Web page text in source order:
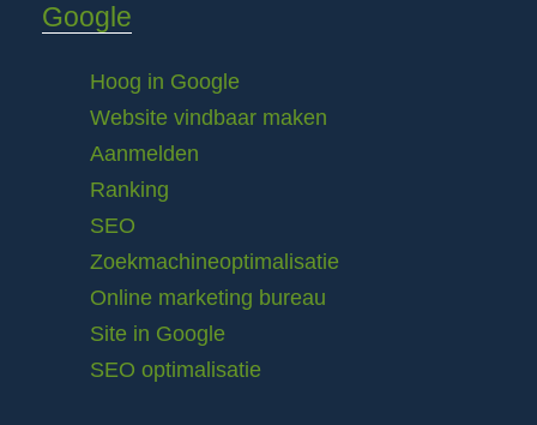
Google
Hoog in Google
Website vindbaar maken
Aanmelden
Ranking
SEO
Zoekmachineoptimalisatie
Online marketing bureau
Site in Google
SEO optimalisatie